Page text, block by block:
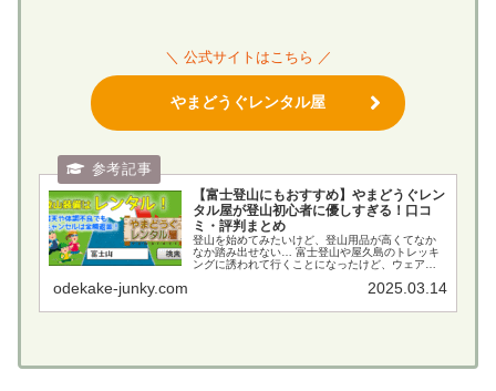
＼ 公式サイトはこちら ／
やまどうぐレンタル屋
【富士登山にもおすすめ】やまどうぐレン
タル屋が登山初心者に優しすぎる！口コ
ミ・評判まとめ
登山を始めてみたいけど、登山用品が高くてなか
なか踏み出せない… 富士登山や屋久島のトレッキ
ングに誘われて行くことになったけど、ウェアや
どなど、登山デビューや初心者に付きまとう悩み
odekake-junky.com 2025.03.14